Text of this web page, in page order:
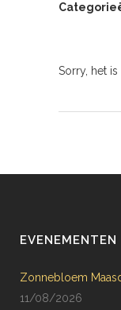
Sorry, het
EVENEMENTEN
Zonnebloem
11/08/2026